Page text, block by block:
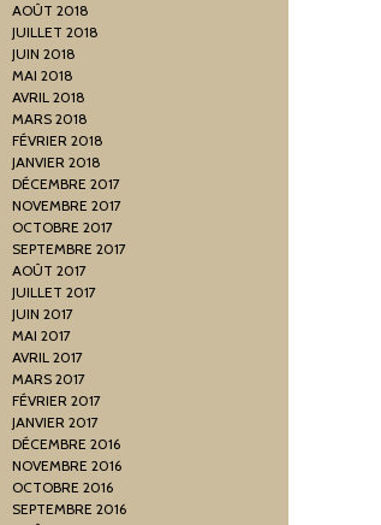
AOÛT 2018
JUILLET 2018
JUIN 2018
MAI 2018
AVRIL 2018
MARS 2018
FÉVRIER 2018
JANVIER 2018
DÉCEMBRE 2017
NOVEMBRE 2017
OCTOBRE 2017
SEPTEMBRE 2017
AOÛT 2017
JUILLET 2017
JUIN 2017
MAI 2017
AVRIL 2017
MARS 2017
FÉVRIER 2017
JANVIER 2017
DÉCEMBRE 2016
NOVEMBRE 2016
OCTOBRE 2016
SEPTEMBRE 2016